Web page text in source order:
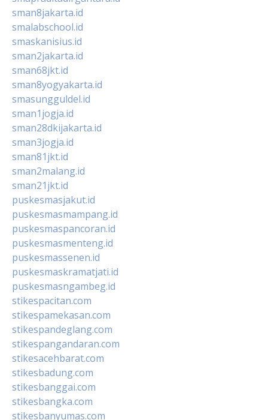
sman8jakarta.id
smalabschool.id
smaskanisius.id
sman2jakarta.id
sman68jkt.id
sman8yogyakarta.id
smasungguldel.id
sman1jogja.id
sman28dkijakarta.id
sman3jogja.id
sman81jkt.id
sman2malang.id
sman21jkt.id
puskesmasjakut.id
puskesmasmampang.id
puskesmaspancoran.id
puskesmasmenteng.id
puskesmassenen.id
puskesmaskramatjati.id
puskesmasngambeg.id
stikespacitan.com
stikespamekasan.com
stikespandeglang.com
stikespangandaran.com
stikesacehbarat.com
stikesbadung.com
stikesbanggai.com
stikesbangka.com
stikesbanyumas.com